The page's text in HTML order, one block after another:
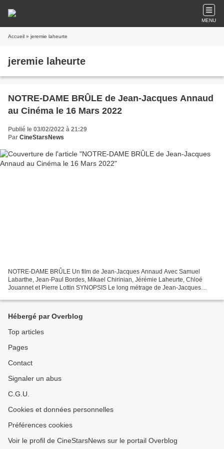
MENU
Accueil » jeremie laheurte
jeremie laheurte
NOTRE-DAME BRÛLE de Jean-Jacques Annaud
au Cinéma le 16 Mars 2022
Publié le 03/02/2022 à 21:29
Par CineStarsNews
NOTRE-DAME BRÛLE Un film de Jean-Jacques Annaud Avec Samuel
Labarthe, Jean-Paul Bordes, Mikael Chirinian, Jérémie Laheurte, Chloé
Jouannet et Pierre Lottin SYNOPSIS Le long métrage de Jean-Jacques
Hébergé par Overblog
Top articles
Pages
Contact
Signaler un abus
C.G.U.
Cookies et données personnelles
Préférences cookies
Voir le profil de CineStarsNews sur le portail Overblog